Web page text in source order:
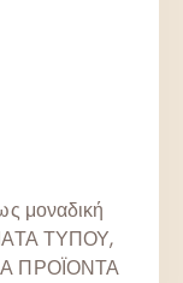
μοναδική
ΤΥΠΟΥ,
ΠΡΟΪΟΝΤΑ